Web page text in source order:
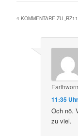
4 KOMMENTARE ZU „
11:35 Uhr
Och nö.
zu viel.